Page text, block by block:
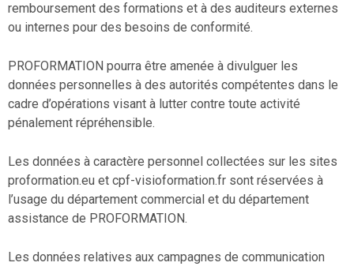
remboursement des formations et à des auditeurs externes
ou internes pour des besoins de conformité.
PROFORMATION pourra être amenée à divulguer les
données personnelles à des autorités compétentes dans le
cadre d’opérations visant à lutter contre toute activité
pénalement répréhensible.
Les données à caractère personnel collectées sur les sites
proformation.eu et cpf-visioformation.fr sont réservées à
l’usage du département commercial et du département
assistance de PROFORMATION.
Les données relatives aux campagnes de communication